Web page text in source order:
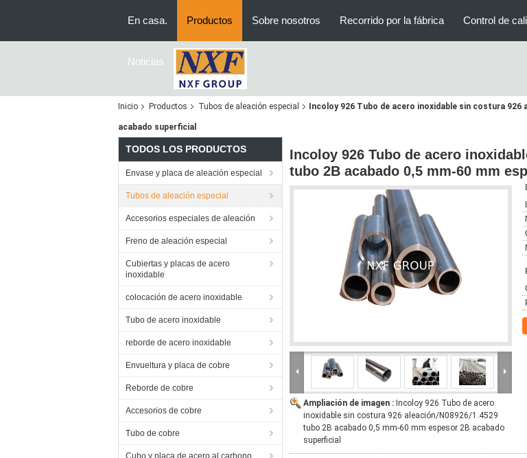
En casa. Productos Sobre nosotros Recorrido por la fábrica Control de
Noticias
Inicio Productos Tubos de aleación especial Incoloy 926 Tubo de acero inoxidable sin costura
acabado superficial
TODOS LOS PRODUCTOS
Envase y placa de aleación especial
Tubos de aleación especial
Accesorios especiales de aleación
Freno de aleación especial
Cubiertas y placas de acero
inoxidable
colocación de acero inoxidable
Tubo de acero inoxidable
reborde de acero inoxidable
Envueltura y placa de cobre
Reborde de cobre
Accesorios de cobre
Tubo de cobre
Cubo y placa de acero al carbono
Incoloy 926 Tubo de acero
tubo 2B acabado 0,5 mm-60 mm
Ampliación de imagen : Incoloy 926 Tubo de acero
inoxidable sin costura 926 aleación/N08926/1.4529
tubo 2B acabado 0,5 mm-60 mm espesor 2B acabado
superficial